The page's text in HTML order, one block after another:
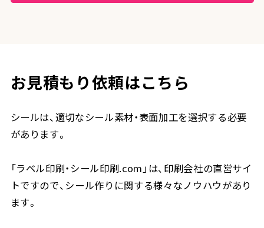
お見積もり依頼はこちら
シールは、適切なシール素材・表面加工を選択する必要
があります。
「ラベル印刷・シール印刷.com」は、印刷会社の直営サイ
トですので、シール作りに関する様々なノウハウがあり
ます。